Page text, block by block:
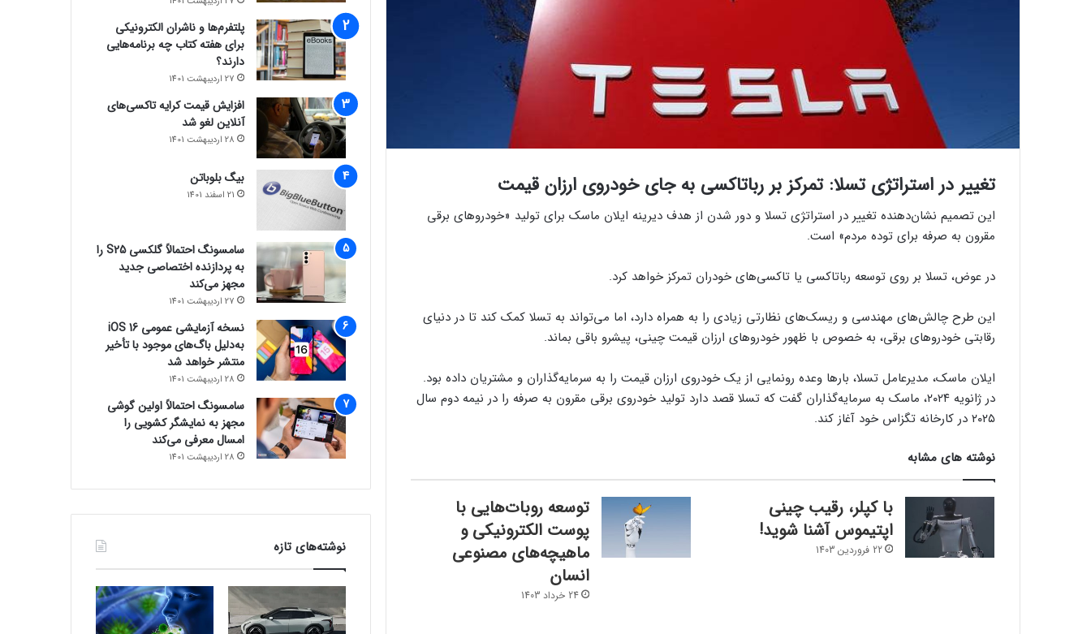
تغییر در استراتژی تسلا: تمرکز بر رباتاکسی به جای خودروی ارزان قیمت
این تصمیم نشان‌دهنده تغییر در استراتژی تسلا و دور شدن از هدف دیرینه ایلان ماسک برای تولید «خودروهای برقی
مقرون به صرفه برای توده مردم» است.
در عوض، تسلا بر روی توسعه رباتاکسی یا تاکسی‌های خودران تمرکز خواهد کرد.
این طرح چالش‌های مهندسی و ریسک‌های نظارتی زیادی را به همراه دارد، اما می‌تواند به تسلا کمک کند تا در دنیای
رقابتی خودروهای برقی، به خصوص با ظهور خودروهای ارزان قیمت چینی، پیشرو باقی بماند.
ایلان ماسک، مدیرعامل تسلا، بارها وعده رونمایی از یک خودروی ارزان قیمت را به سرمایه‌گذاران و مشتریان داده بود.
در ژانویه ۲۰۲۴، ماسک به سرمایه‌گذاران گفت که تسلا قصد دارد تولید خودروی برقی مقرون به صرفه را در نیمه دوم سال
۲۰۲۵ در کارخانه تگزاس خود آغاز کند.
نوشته های مشابه
با کپلر، رقیب چینی
اپتیموس آشنا شوید!
22 فروردین 1403
توسعه روبات‌هایی با
پوست الکترونیکی و
ماهیچه‌های مصنوعی
انسان
24 خرداد 1403
ربات اپتیموس از ۲۰۲۶ به فروش می‌رسد
پلتفرم‌ها و ناشران الکترونیکی
برای هفته کتاب چه برنامه‌هایی
دارند؟
27 اردیبهشت 1401
افزایش قیمت کرایه تاکسی‌های
آنلاین لغو شد
28 اردیبهشت 1401
بیگ بلوباتن
21 اسفند 1401
سامسونگ احتمالاً گلکسی S25 را
به پردازنده اختصاصی جدید
مجهز می‌کند
27 اردیبهشت 1401
نسخه آزمایشی عمومی iOS 16
به‌دلیل باگ‌های موجود با تأخیر
منتشر خواهد شد
28 اردیبهشت 1401
سامسونگ احتمالاً اولین گوشی
مجهز به نمایشگر کشویی را
امسال معرفی می‌کند
28 اردیبهشت 1401
نوشته‌های تازه